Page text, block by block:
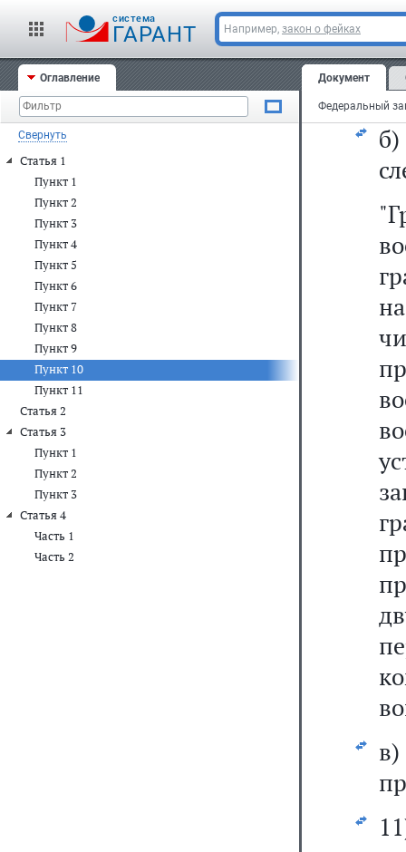
cистема
ГАРАНТ Например, закон о фейках
Оглавление
Свернуть
Статья 1
Пункт 1
Пункт 2
Пункт 3
Пункт 4
Пункт 5
Пункт 6
Пункт 7
Пункт 8
Пункт 9
Пункт 10
Пункт 11
Статья 2
Статья 3
Пункт 1
Пункт 2
Пункт 3
Статья 4
Часть 1
Часть 2
Документ